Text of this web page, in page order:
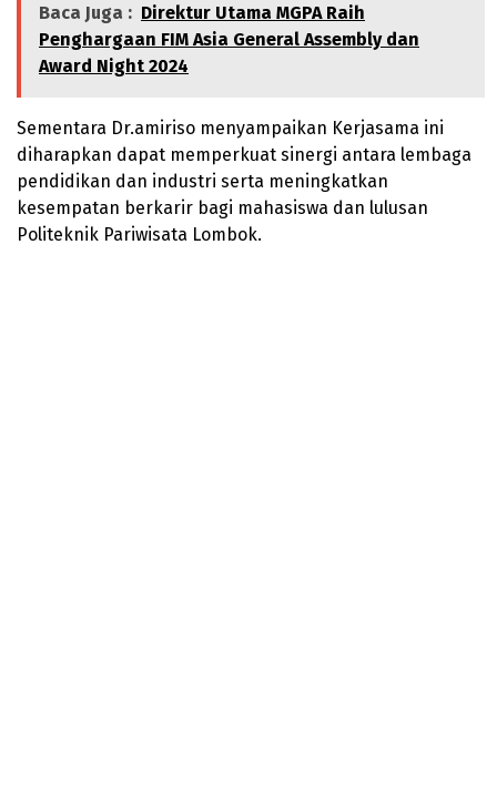
Baca Juga : Direktur Utama MGPA Raih
Penghargaan FIM Asia General Assembly dan
Award Night 2024
Sementara Dr.amiriso menyampaikan Kerjasama ini
diharapkan dapat memperkuat sinergi antara lembaga
pendidikan dan industri serta meningkatkan
kesempatan berkarir bagi mahasiswa dan lulusan
Politeknik Pariwisata Lombok.